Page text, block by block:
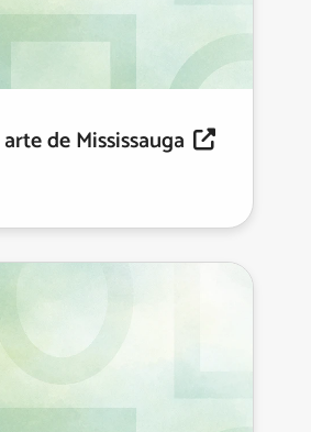
de Mississauga